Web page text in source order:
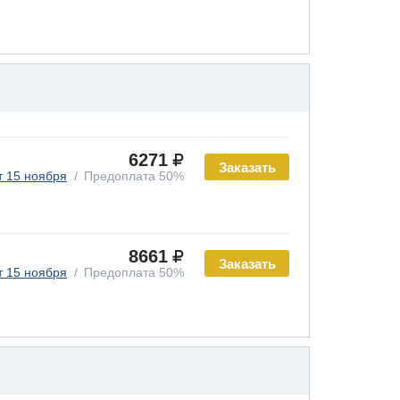
Заказать
6271
15 ноября Предоплата 50%
Заказать
8661
15 ноября Предоплата 50%